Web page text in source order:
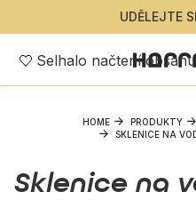
UDĚLEJTE
Selhalo načtení obsahu
HOME PRODUKTY
SKLENICE NA
Sklenice na